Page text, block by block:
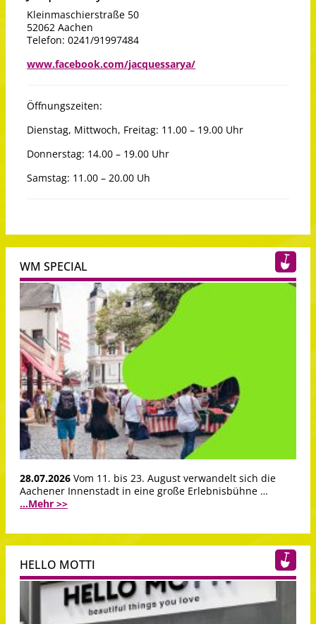
Kleinmaschierstraße 50
52062 Aachen
Telefon: 0241/91997484
www.facebook.com/jacquessarya/
Öffnungszeiten:
Dienstag, Mittwoch, Freitag: 11.00 – 19.00 Uhr
Donnerstag: 14.00 – 19.00 Uhr
Samstag: 11.00 – 20.00 Uh
WM SPECIAL
28.07.2026 Vom 11. bis 23. August verwandelt sich die
Aachener Innenstadt in eine große Erlebnisbühne …
...Mehr >>
HELLO MOTTI